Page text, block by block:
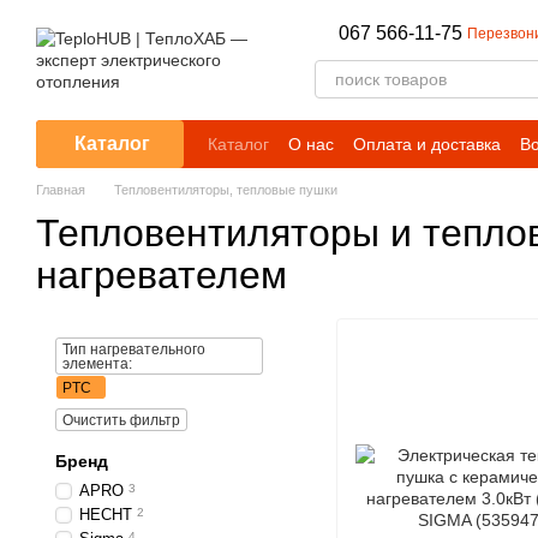
067 566-11-75
Каталог Каталог О нас Оплата и доставка
Блог
Главная Тепловентиляторы, тепловые пушки
Тепловентиляторы и
нагревателем
Тип нагревательного
элемента:
PTC
Очистить фильтр
Бренд
APRO 3
HECHT 2